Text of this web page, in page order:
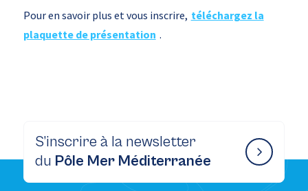
Pour en savoir plus et vous inscrire, téléchargez la
plaquette de présentation .
S’inscrire à la newsletter
du Pôle Mer Méditerranée